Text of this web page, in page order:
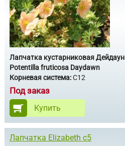
Лапчатка кустарниковая Дейдаун
Potentilla fruticosa Daydawn
Корневая система:С12
Под заказ
Купить
Лапчатка Elizabeth c5